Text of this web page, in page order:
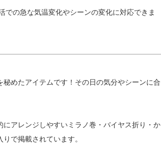
での急な気温変化やシーンの変化に対応できま
めたアイテムです！その日の気分やシーンに合
アレンジしやすいミラノ巻・バイヤス折り・か
で掲載されています。